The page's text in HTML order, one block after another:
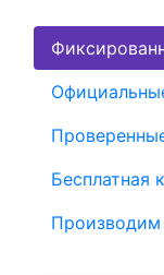
Бесплатная
Производим